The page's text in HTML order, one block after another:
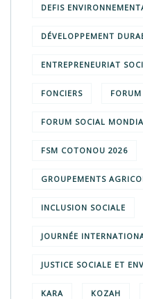
DEFIS
DÉVELOPPEMENT
ENTREPRENEURIAT
FONCIERS
FORUM SOCIAL
FSM COTONOU 2026
GROUPEMENTS
INCLUSION SOCIALE
JOURNÉE
JUSTICE SOCIALE ET
KARA KOZAH